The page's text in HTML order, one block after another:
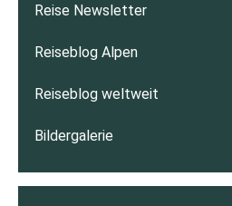
Reise Newsletter
Reiseblog Alpen
Reiseblog weltweit
Bildergalerie